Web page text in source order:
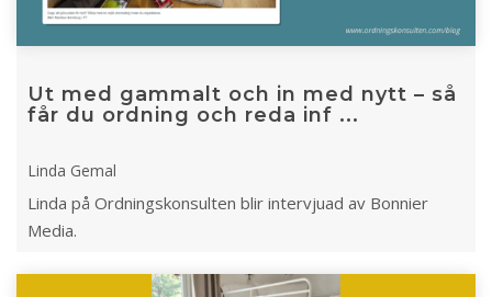
Ut med gammalt och in med nytt – så
får du ordning och reda inf ...
Linda Gemal
Linda på Ordningskonsulten blir intervjuad av Bonnier
Media.